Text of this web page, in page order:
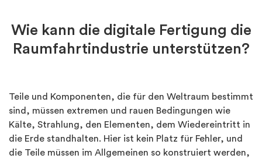
Wie kann die digitale Fertigung die
Raumfahrtindustrie unterstützen?
Teile und Komponenten, die für den Weltraum bestimmt
sind, müssen extremen und rauen Bedingungen wie
Kälte, Strahlung, den Elementen, dem Wiedereintritt in
die Erde standhalten. Hier ist kein Platz für Fehler, und
die Teile müssen im Allgemeinen so konstruiert werden,